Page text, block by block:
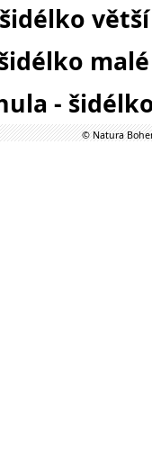
větší
malé
-
© Natura